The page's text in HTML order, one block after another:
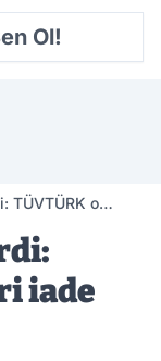
Ol!
TÜVTÜRK o
iade